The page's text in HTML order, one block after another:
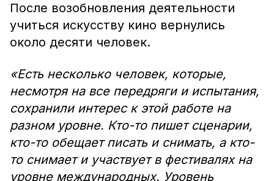
После возобновления деятельности
учиться искусству кино вернулись
около десяти человек.
«Есть несколько человек, которые,
несмотря на все передряги и испытания,
сохранили интерес к этой работе на
разном уровне. Кто-то пишет сценарии,
кто-то обещает писать и снимать, а кто-
то снимает и участвует в фестивалях на
уровне международных. Уровень